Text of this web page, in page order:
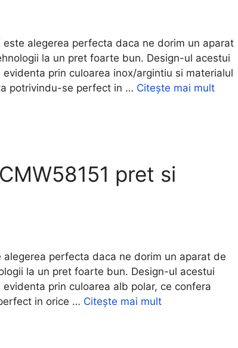
alegerea perfecta daca ne dorim un aparat
la un pret foarte bun. Design-ul acestui
prin culoarea inox/argintiu si materialul
potrivindu-se perfect in … Citește mai mult
pret si
perfecta daca ne dorim un aparat de
la un pret foarte bun. Design-ul acestui
prin culoarea alb polar, ce confera
in orice … Citește mai mult